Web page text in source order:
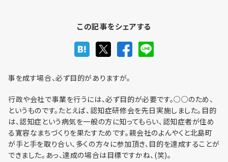
利用までの流れ・利用料金
お問い合わせ
この記事をシェアする
事を成す場合、必ず目的がありますが。
行政や会社で事業を行うには、必ず目的が必要です。○○のため、
というものです。たとえば、認知症研修会を先日実施しました。目的
は、認知症という病気を一般の方に知ってもらい、認知症者が住め
る寛容なまちづくりを果たすためです。親会社のよんやくと北島町
が手と手を取り合い、多くの方々に参加頂き、目的を達成することが
できました。あっ、達成の場合は目標ですかね、(笑)。